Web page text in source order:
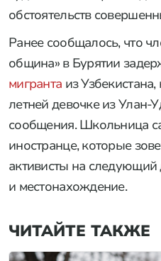
обстоятельств
Ранее сообщалось, что
община» в Бурятии
мигранта из
летней девочке из Улан-
сообщения. Школьница
иностранце, которые
активисты на следующий
и местонахождение.
ЧИТАЙТЕ ТАКЖЕ